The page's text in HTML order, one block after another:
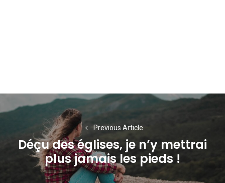
Navigation
l’article
Previous Article
Previous
post:
Déçu des églises, je n’y mettrai
plus jamais les pieds !